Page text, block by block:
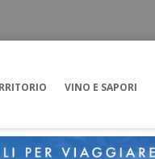
VINO E SAPORI